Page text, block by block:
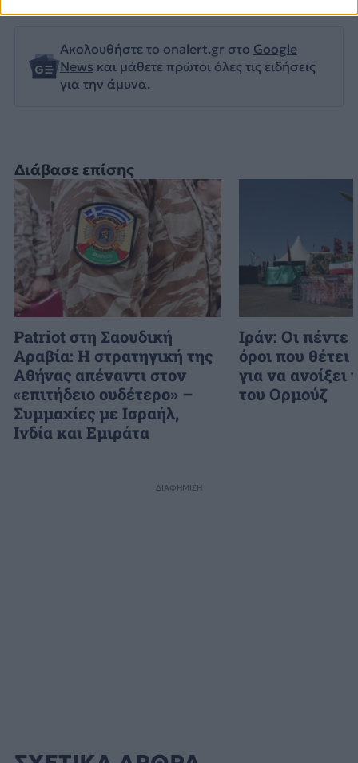
Διάβασε επίσης
Patriot στη Σαουδική
Αραβία: Η στρατηγική της
Αθήνας απέναντι στον
«επιτήδειο ουδέτερο» –
Συμμαχίες με Ισραήλ,
Ινδία και Εμιράτα
Ιράν: Οι πέντε
όροι που
για να ανοίξει
του Ορμούζ
Ακολουθήστε το onalert.gr στο Google
News και μάθετε πρώτοι όλες τις ειδήσεις
για την άμυνα.
ΔΙΑΦΗΜΙΣΗ